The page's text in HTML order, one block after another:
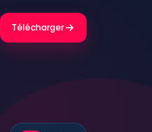
Télécharger